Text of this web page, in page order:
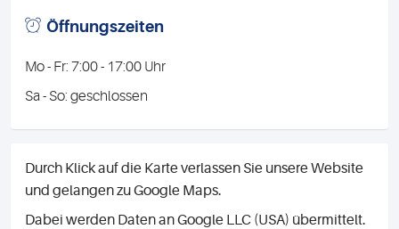
Öffnungszeiten
Mo - Fr: 7:00 - 17:00 Uhr
Sa - So: geschlossen
Durch Klick auf die Karte verlassen Sie unsere Website
und gelangen zu Google Maps.
Dabei werden Daten an Google LLC (USA) übermittelt.